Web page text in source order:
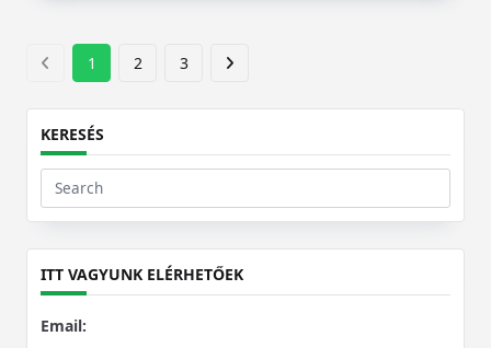
1 2 3
KERESÉS
Search
for:
ITT VAGYUNK ELÉRHETŐEK
Email: